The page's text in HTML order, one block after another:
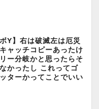
Y】右は破滅左は厄災
ャッチコピーあったけ
ー分岐かと思ったらそ
かったし これってゴ
ターかってことでいい